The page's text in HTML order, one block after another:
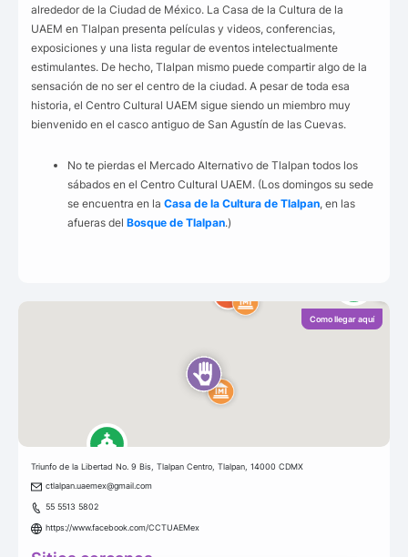
alrededor de la Ciudad de México. La Casa de la Cultura de la
UAEM en Tlalpan presenta películas y videos, conferencias,
exposiciones y una lista regular de eventos intelectualmente
estimulantes. De hecho, Tlalpan mismo puede compartir algo de la
sensación de no ser el centro de la ciudad. A pesar de toda esa
historia, el Centro Cultural UAEM sigue siendo un miembro muy
bienvenido en el casco antiguo de San Agustín de las Cuevas.
No te pierdas el Mercado Alternativo de Tlalpan todos los
sábados en el Centro Cultural UAEM. (Los domingos su sede
se encuentra en la Casa de la Cultura de Tlalpan, en las
afueras del Bosque de Tlalpan.)
Como llegar aquí
Triunfo de la Libertad No. 9 Bis, Tlalpan Centro, Tlalpan, 14000 CDMX
ctlalpan.uaemex@gmail.com
55 5513 5802
https://www.facebook.com/CCTUAEMex